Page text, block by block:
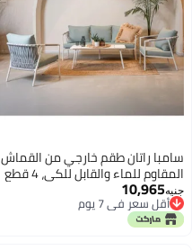
سامبا راتان طقم خارجي من القماش
المقاوم للماء والقابل للكي، 4 قطع
- أبيض ورمادي
جنيه10,965
أقل سعر في 7 يوم
أقل سعر في 7 يوم